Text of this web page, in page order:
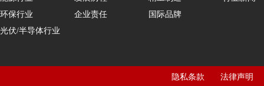
环保行业
光伏/半导体行业
企业责任
国际品牌
隐私条款 法律声